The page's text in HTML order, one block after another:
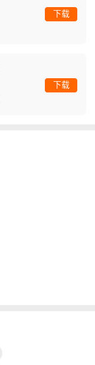
下载
下载